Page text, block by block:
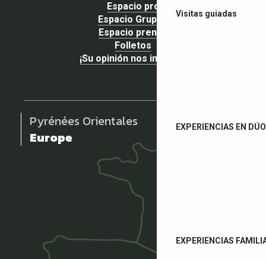
Visitas guiadas
EXPERIENCIAS EN DÚO
EXPERIENCIAS
Espacio pro
Espacio Grupos
Espacio prensa
Folletos
¡Su opinión nos importa!
Pyrénées Orientales
Europe